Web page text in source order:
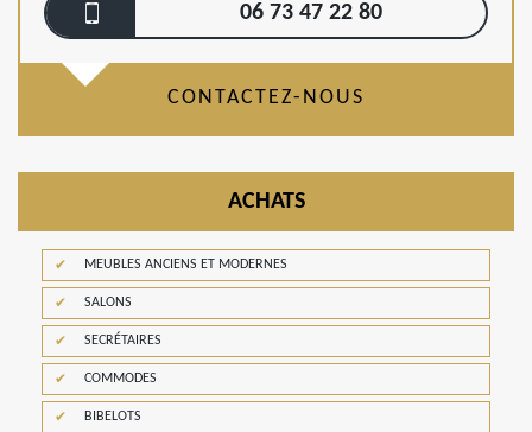
06 73 47 22 80
CONTACTEZ-NOUS
ACHATS
MEUBLES ANCIENS ET MODERNES
SALONS
SECRÉTAIRES
COMMODES
BIBELOTS